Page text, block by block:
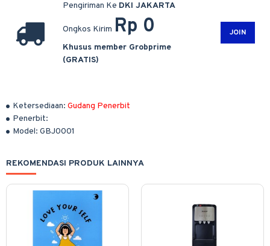
Ketersediaan: Gudang Penerbit
Penerbit:
Model: GBJ0001
Pengiriman Ke DKI JAKARTA
Ongkos Kirim Rp 0
Khusus member Grobprime
(GRATIS)
JOIN
REKOMENDASI PRODUK LAINNYA